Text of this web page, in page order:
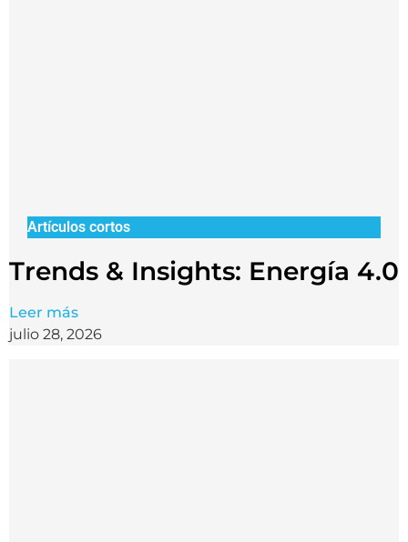
Artículos cortos
Trends & Insights: Energía 4.0
Leer más
julio 28, 2026